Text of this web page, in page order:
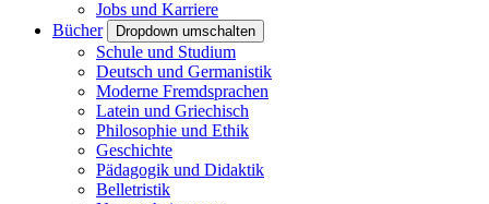
Jobs und Karriere
Bücher
Dropdown umschalten
Schule und Studium
Deutsch und Germanistik
Moderne Fremdsprachen
Latein und Griechisch
Philosophie und Ethik
Geschichte
Pädagogik und Didaktik
Belletristik